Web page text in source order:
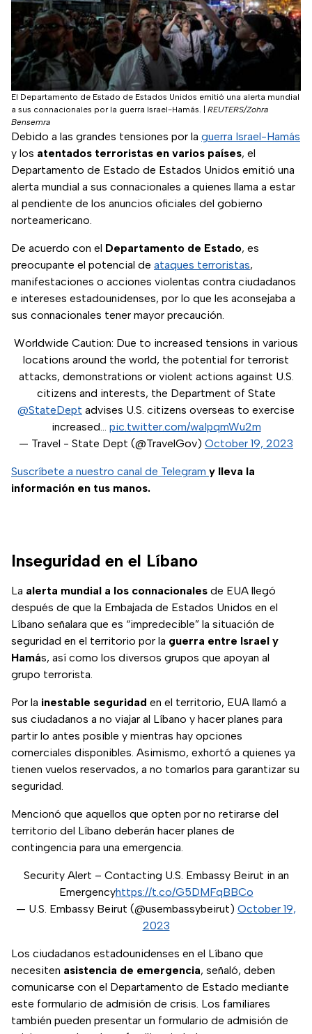
El Departamento de Estado de Estados Unidos emitió una alerta mundial
a sus connacionales por la guerra Israel-Hamás.
REUTERS/Zohra
Bensemra
Debido a las grandes tensiones por la guerra Israel-Hamás
y los atentados terroristas en varios países, el
Departamento de Estado de Estados Unidos emitió una
alerta mundial a sus connacionales a quienes llama a estar
al pendiente de los anuncios oficiales del gobierno
norteamericano.
De acuerdo con el Departamento de Estado, es
preocupante el potencial de ataques terroristas,
manifestaciones o acciones violentas contra ciudadanos
e intereses estadounidenses, por lo que les aconsejaba a
sus connacionales tener mayor precaución.
Worldwide Caution: Due to increased tensions in various
locations around the world, the potential for terrorist
attacks, demonstrations or violent actions against U.S.
citizens and interests, the Department of State
@StateDept advises U.S. citizens overseas to exercise
increased… pic.twitter.com/waIpqmWu2m
— Travel - State Dept (@TravelGov) October 19, 2023
Suscríbete a nuestro canal de Telegram y lleva la
información en tus manos.
Inseguridad en el Líbano
La alerta mundial a los connacionales de EUA llegó
después de que la Embajada de Estados Unidos en el
Líbano señalara que es “impredecible” la situación de
seguridad en el territorio por la guerra entre Israel y
Hamás, así como los diversos grupos que apoyan al
grupo terrorista.
Por la inestable seguridad en el territorio, EUA llamó a
sus ciudadanos a no viajar al Líbano y hacer planes para
partir lo antes posible y mientras hay opciones
comerciales disponibles. Asimismo, exhortó a quienes ya
tienen vuelos reservados, a no tomarlos para garantizar su
seguridad.
Mencionó que aquellos que opten por no retirarse del
territorio del Líbano deberán hacer planes de
contingencia para una emergencia.
Security Alert – Contacting U.S. Embassy Beirut in an
Emergencyhttps://t.co/G5DMFqBBCo
— U.S. Embassy Beirut (@usembassybeirut) October 19,
2023
Los ciudadanos estadounidenses en el Líbano que
necesiten asistencia de emergencia, señaló, deben
comunicarse con el Departamento de Estado mediante
este formulario de admisión de crisis. Los familiares
también pueden presentar un formulario de admisión de